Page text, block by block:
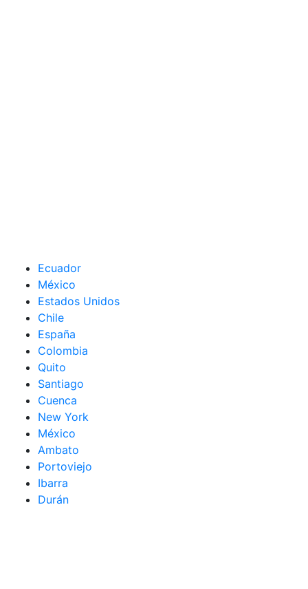
Ecuador
México
Estados Unidos
Chile
España
Colombia
Quito
Santiago
Cuenca
New York
México
Ambato
Portoviejo
Ibarra
Durán